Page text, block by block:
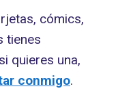
cómics,
tienes
quieres una,
conmigo.